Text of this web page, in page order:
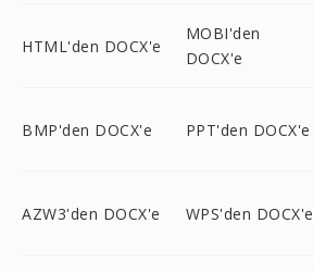
HTML'den DOCX'e
MOBI'den
DOCX'e
BMP'den DOCX'e PPT'den DOCX'e
AZW3'den DOCX'e WPS'den DOCX'e